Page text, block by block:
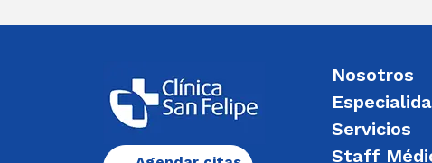
Nosotros
Servicios
Staff